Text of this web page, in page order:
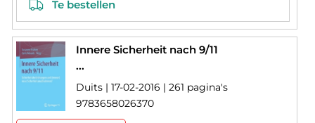
Te bestellen
Innere Sicherheit nach 9/11
...
Duits | 17-02-2016 | 261 pagina's
9783658026370